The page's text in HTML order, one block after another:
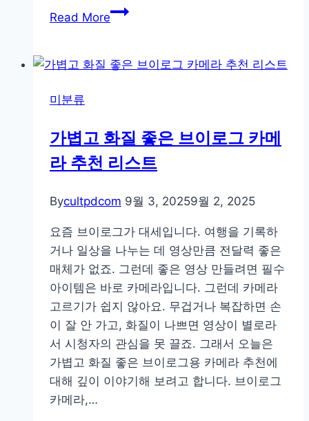
Read More액
브
장
단
총
리
│
나
에
게
맞
는
카
메
미분류
가볍고 화질 좋은 브이로그 카메
라 추천 리스트
Bycultpdcom 9월 3, 20259월 2, 2025
요즘 브이로그가 대세입니다. 여행을 기록하
거나 일상을 나누는 데 영상만큼 전달력 좋은
매체가 없죠. 그런데 좋은 영상 만들려면 필수
아이템은 바로 카메라입니다. 그런데 카메라
고르기가 쉽지 않아요. 무겁거나 복잡하면 손
이 잘 안 가고, 화질이 나쁘면 영상이 별로라
서 시청자의 관심을 못 끌죠. 그래서 오늘은
가볍고 화질 좋은 브이로그용 카메라 추천에
대해 깊이 이야기해 보려고 합니다. 브이로그
카메라,…